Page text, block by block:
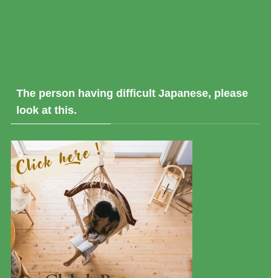
The person having difficult Japanese, please
look at this.